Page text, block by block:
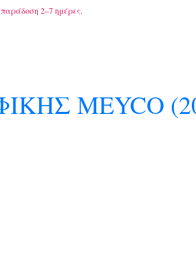
2–7 ημέρες.
MEYCO